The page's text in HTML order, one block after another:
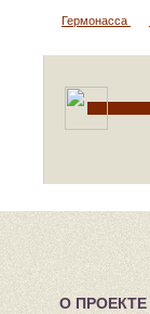
Гермонасса
О ПРОЕКТЕ